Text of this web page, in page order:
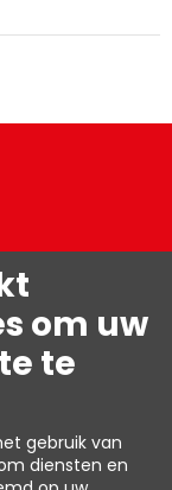
Berg NV – BTW:
om uw
te
gebruik van
diensten en